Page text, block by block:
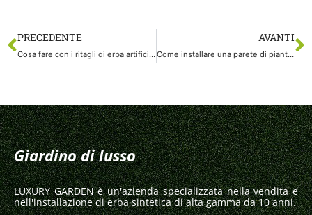
PRECEDENTE
Cosa fare con i ritagli di erba artificiale?
AVANTI
Come installare una parete di piante artificiali? Una guida completa alla decorazione verde e sostenibile
Giardino di lusso
LUXURY GARDEN è un'azienda specializzata nella vendita e
nell'installazione di erba sintetica di alta gamma da 10 anni.